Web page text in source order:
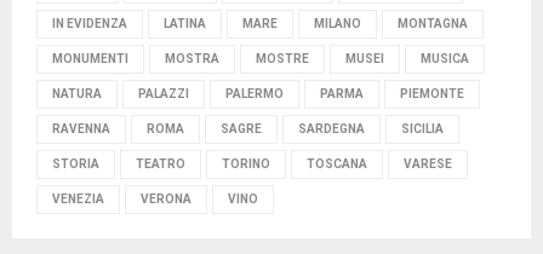
IN EVIDENZA LATINA MARE MILANO MONTAGNA
MONUMENTI MOSTRA MOSTRE MUSEI MUSICA
NATURA PALAZZI PALERMO PARMA PIEMONTE
RAVENNA ROMA SAGRE SARDEGNA SICILIA
STORIA TEATRO TORINO TOSCANA VARESE
VENEZIA VERONA VINO